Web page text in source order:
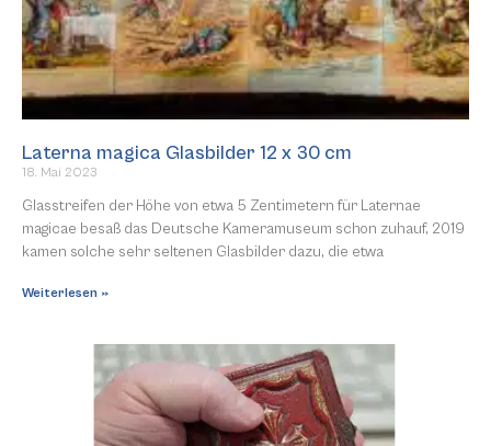
Laterna magica Glasbilder 12 x 30 cm
18. Mai 2023
Glasstreifen der Höhe von etwa 5 Zentimetern für Laternae
magicae besaß das Deutsche Kameramuseum schon zuhauf, 2019
kamen solche sehr seltenen Glasbilder dazu, die etwa
Weiterlesen »